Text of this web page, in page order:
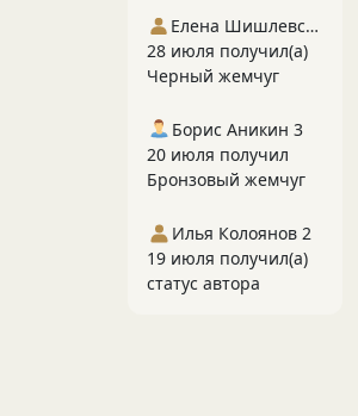
Елена Шишлевская
28 июля получил(а)
Черный жемчуг
Борис Аникин 3
20 июля получил
Бронзовый жемчуг
Илья Колоянов 2
19 июля получил(а)
статус автора